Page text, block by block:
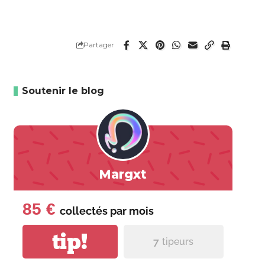
Partager
Soutenir le blog
Margxt
85 € collectés par mois
tip! 7 tipeurs